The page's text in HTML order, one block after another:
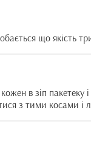
що якість
в зіп пакетеку
з тими косами і